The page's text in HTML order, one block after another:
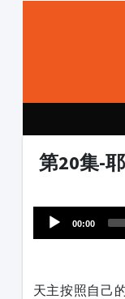
第20集-
Player
00:00
天主按照自己